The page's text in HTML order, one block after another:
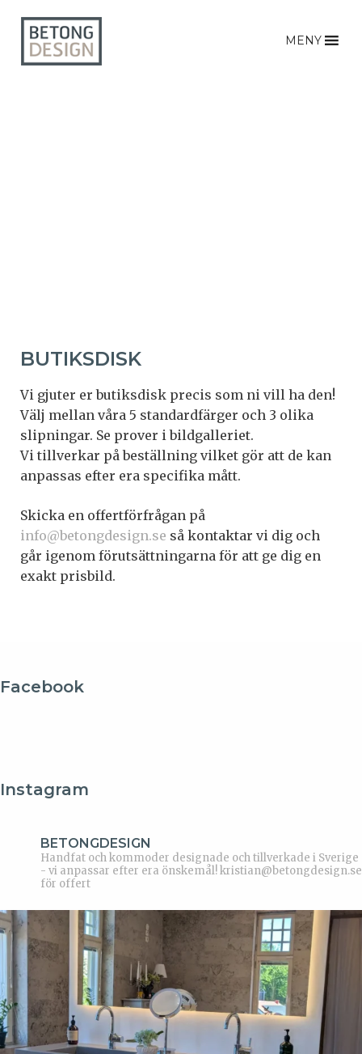
MENY
BUTIKSDISK
Vi gjuter er butiksdisk precis som ni vill ha den!
Välj mellan våra 5 standardfärger och 3 olika
slipningar. Se prover i bildgalleriet.
Vi tillverkar på beställning vilket gör att de kan
anpassas efter era specifika mått.
Skicka en offertförfrågan på
info@betongdesign.se så kontaktar vi dig och
går igenom förutsättningarna för att ge dig en
exakt prisbild.
Facebook
Instagram
BETONGDESIGN
Handfat och kommoder designade och tillverkade i Sverige
- vi anpassar efter era önskemål!kristian@betongdesign.se
för offert